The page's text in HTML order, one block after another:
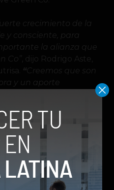
crecimiento de la
y consciente, para
la alianza que
Co”
, dijo Rodrigo Aste,
“ Creemos que son
y un aporte
han desarrollado un
apalancándose
de alimentación y
y el